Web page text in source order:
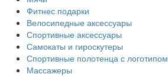
Фитнес подарки
Велосипедные аксессуары
Спортивные аксессуары
Самокаты и гироскутеры
Спортивные полотенца с логотипом
Массажеры